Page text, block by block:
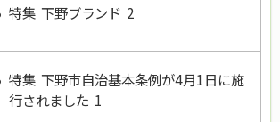
特集 下野ブランド 2
特集 下野市自治基本条例が4月1日に施
行されました 1